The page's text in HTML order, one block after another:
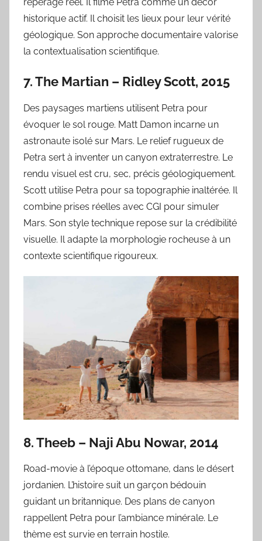
historique actif. Il choisit les lieux pour leur vérité
géologique. Son approche documentaire valorise
la contextualisation scientifique.
7. The Martian – Ridley Scott, 2015
Des paysages martiens utilisent Petra pour
évoquer le sol rouge. Matt Damon incarne un
astronaute isolé sur Mars. Le relief rugueux de
Petra sert à inventer un canyon extraterrestre. Le
rendu visuel est cru, sec, précis géologiquement.
Scott utilise Petra pour sa topographie inaltérée. Il
combine prises réelles avec CGI pour simuler
Mars. Son style technique repose sur la crédibilité
visuelle. Il adapte la morphologie rocheuse à un
contexte scientifique rigoureux.
8. Theeb – Naji Abu Nowar, 2014
Road-movie à l’époque ottomane, dans le désert
jordanien. L’histoire suit un garçon bédouin
guidant un britannique. Des plans de canyon
rappellent Petra pour l’ambiance minérale. Le
thème est survie en terrain hostile.